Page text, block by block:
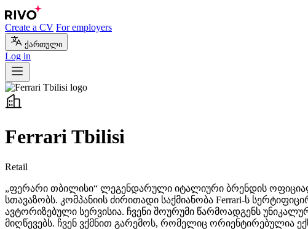
Create a CV For employers
ქართული
Log in
Ferrari Tbilisi
Retail
„ფერარი თბილისი“ ლეგენდარული იტალიური ბრენდის
სთავაზობს. კომპანიის ძირითადი საქმიანობა Ferrari-ს
ავტორიზებული სერვისია. ჩვენი შოურუმი წარმოადგენს
მიღწევებს. ჩვენ ვქმნით გარემოს, რომელიც ორიენტირებულია